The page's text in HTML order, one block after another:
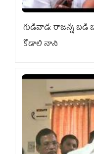
గుడివాడ: రాజన్న బడి
కొడాలి నాని